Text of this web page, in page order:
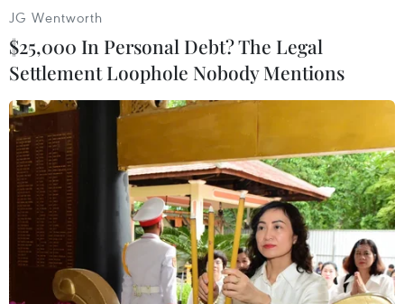
Ukraine cần viện trợ khẩn cấp 15 tỷ USD để
tránh phá sản
JG Wentworth
$25,000 In Personal Debt? The Legal
Settlement Loophole Nobody Mentions